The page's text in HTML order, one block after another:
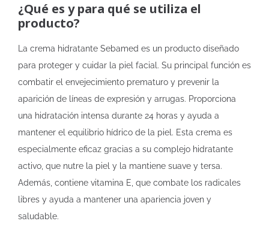
¿Qué es y para qué se utiliza el
producto?
La crema hidratante Sebamed es un producto diseñado
para proteger y cuidar la piel facial. Su principal función es
combatir el envejecimiento prematuro y prevenir la
aparición de líneas de expresión y arrugas. Proporciona
una hidratación intensa durante 24 horas y ayuda a
mantener el equilibrio hídrico de la piel. Esta crema es
especialmente eficaz gracias a su complejo hidratante
activo, que nutre la piel y la mantiene suave y tersa.
Además, contiene vitamina E, que combate los radicales
libres y ayuda a mantener una apariencia joven y
saludable.